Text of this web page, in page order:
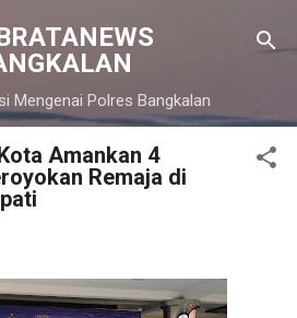
ke konten utama
Mengenai Polres Bangkalan
Amankan 4
Remaja di